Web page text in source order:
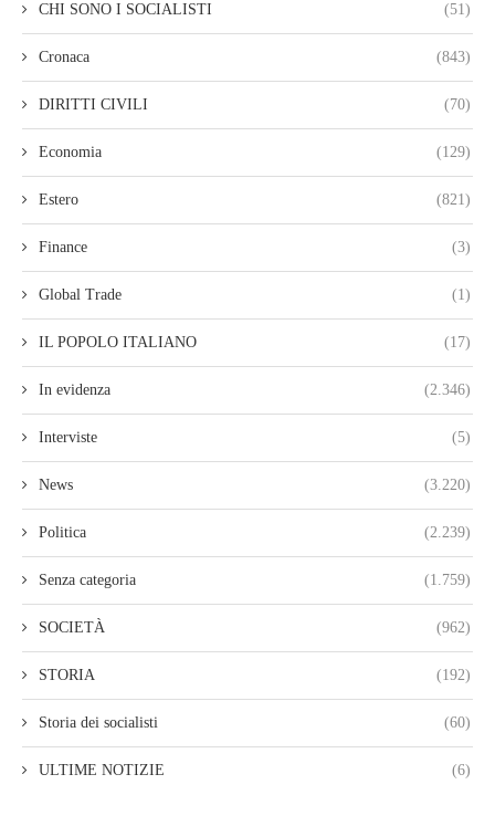
CHI SONO I SOCIALISTI (51)
Cronaca (843)
DIRITTI CIVILI (70)
Economia (129)
Estero (821)
Finance (3)
Global Trade (1)
IL POPOLO ITALIANO (17)
In evidenza (2.346)
Interviste (5)
News (3.220)
Politica (2.239)
Senza categoria (1.759)
SOCIETÀ (962)
STORIA (192)
Storia dei socialisti (60)
ULTIME NOTIZIE (6)